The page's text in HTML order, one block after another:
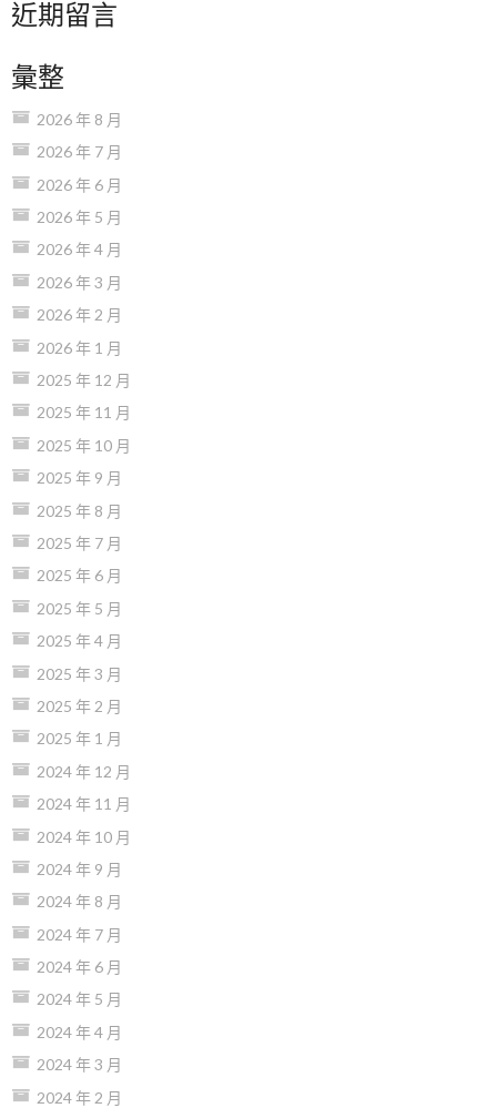
近期留言
彙整
2026 年 8 月
2026 年 7 月
2026 年 6 月
2026 年 5 月
2026 年 4 月
2026 年 3 月
2026 年 2 月
2026 年 1 月
2025 年 12 月
2025 年 11 月
2025 年 10 月
2025 年 9 月
2025 年 8 月
2025 年 7 月
2025 年 6 月
2025 年 5 月
2025 年 4 月
2025 年 3 月
2025 年 2 月
2025 年 1 月
2024 年 12 月
2024 年 11 月
2024 年 10 月
2024 年 9 月
2024 年 8 月
2024 年 7 月
2024 年 6 月
2024 年 5 月
2024 年 4 月
2024 年 3 月
2024 年 2 月